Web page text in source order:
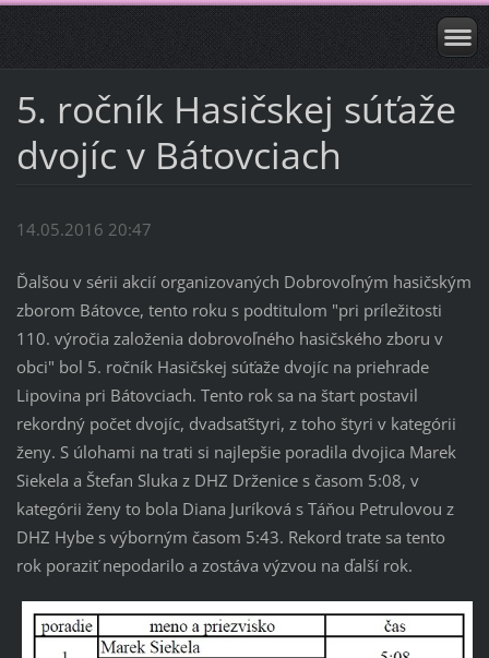
5. ročník Hasičskej súťaže
dvojíc v Bátovciach
14.05.2016 20:47
Ďalšou v sérii akcií organizovaných Dobrovoľným hasičským
zborom Bátovce, tento roku s podtitulom "pri príležitosti
110. výročia založenia dobrovoľného hasičského zboru v
obci" bol 5. ročník Hasičskej súťaže dvojíc na priehrade
Lipovina pri Bátovciach. Tento rok sa na štart postavil
rekordný počet dvojíc, dvadsaťštyri, z toho štyri v kategórii
ženy. S úlohami na trati si najlepšie poradila dvojica Marek
Siekela a Štefan Sluka z DHZ Drženice s časom 5:08, v
kategórii ženy to bola Diana Juríková s Táňou Petrulovou z
DHZ Hybe s výborným časom 5:43. Rekord trate sa tento
rok poraziť nepodarilo a zostáva výzvou na ďalší rok.